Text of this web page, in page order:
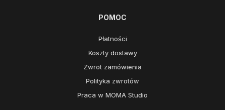
POMOC
Płatności
Koszty dostawy
Zwrot zamówienia
Polityka zwrotów
Praca w MOMA Studio